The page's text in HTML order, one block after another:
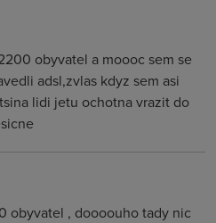
obyvatel a moooc sem se
adsl,zvlas kdyz sem asi
lidi jetu ochotna vrazit do
obyvatel , doooouho tady nic